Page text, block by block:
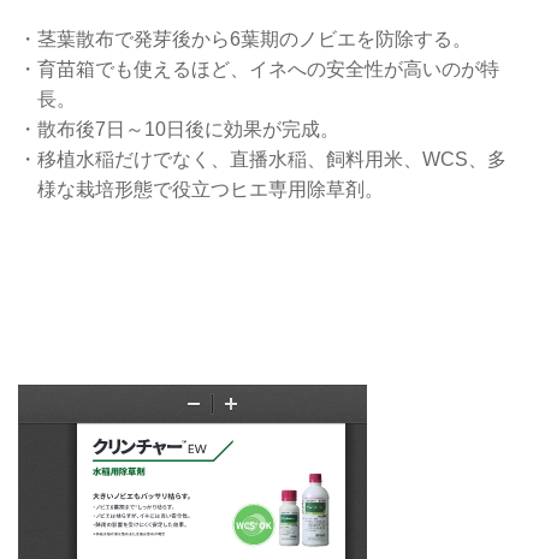
・茎葉散布で発芽後から6葉期のノビエを防除する。
・育苗箱でも使えるほど、イネへの安全性が高いのが特
長。
・散布後7日～10日後に効果が完成。
・移植水稲だけでなく、直播水稲、飼料用米、WCS、多
様な栽培形態で役立つヒエ専用除草剤。